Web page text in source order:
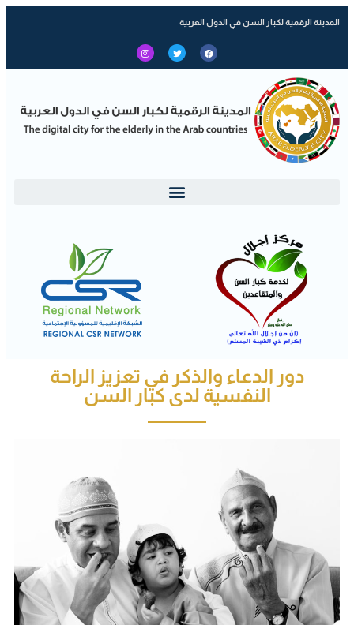
المدينة الرقمية لكبار السن في الدول العربية
دور الدعاء والذكر في تعزيز الراحة
النفسية لدى كبار السن